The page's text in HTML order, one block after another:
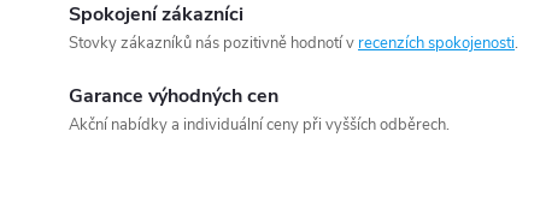
Spokojení zákazníci
Stovky zákazníků nás pozitivně hodnotí v recenzích spokojenosti.
Garance výhodných cen
Akční nabídky a individuální ceny při vyšších odběrech.